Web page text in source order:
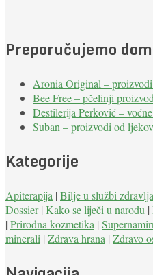
Preporučujemo
Aronia Original –
Bee Free – pčelinji
Destilerija Perković –
Suban – proizvodi od
Kategorije
Apiterapija | Bilje u službi zdravlja
Dossier| Kako se liječi u narodu |
| Prirodna kozmetika |
minerali | Zdrava hrana | Zdravo